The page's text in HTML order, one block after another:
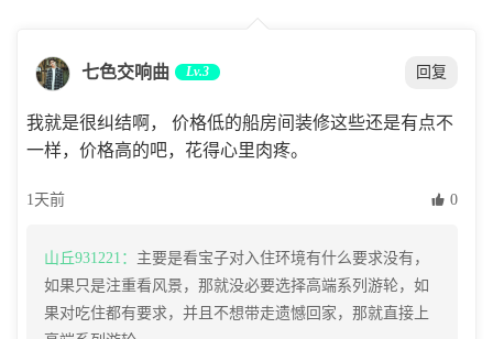
七色交响曲 Lv.3 回复
我就是很纠结啊， 价格低的船房间装修这些还是有点不
一样，价格高的吧，花得心里肉疼。
1天前  0
山丘931221： 主要是看宝子对入住环境有什么要求没有，
如果只是注重看风景，那就没必要选择高端系列游轮，如
果对吃住都有要求，并且不想带走遗憾回家，那就直接上